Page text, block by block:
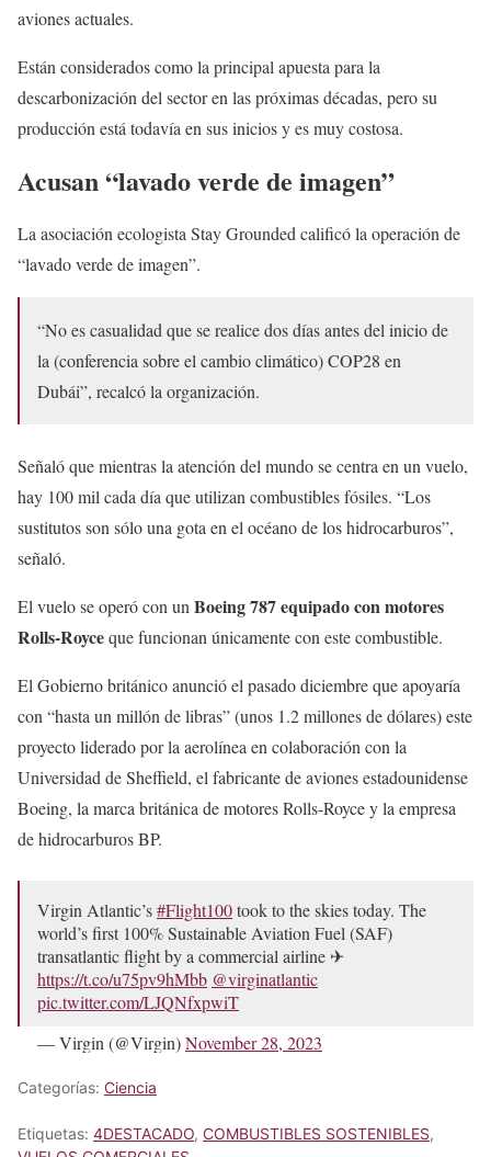
aviones actuales.
Están considerados como la principal apuesta para la
descarbonización del sector en las próximas décadas, pero su
producción está todavía en sus inicios y es muy costosa.
Acusan “lavado verde de imagen”
La asociación ecologista Stay Grounded calificó la operación de
“lavado verde de imagen”.
“No es casualidad que se realice dos días antes del inicio de
la (conferencia sobre el cambio climático) COP28 en
Dubái”, recalcó la organización.
Señaló que mientras la atención del mundo se centra en un vuelo,
hay 100 mil cada día que utilizan combustibles fósiles. “Los
sustitutos son sólo una gota en el océano de los hidrocarburos”,
señaló.
El vuelo se operó con un Boeing 787 equipado con motores
Rolls-Royceque funcionan únicamente con este combustible.
El Gobierno británico anunció el pasado diciembre que apoyaría
con “hasta un millón de libras” (unos 1.2 millones de dólares) este
proyecto liderado por la aerolínea en colaboración con la
Universidad de Sheffield, el fabricante de aviones estadounidense
Boeing, la marca británica de motores Rolls-Royce y la empresa
de hidrocarburos BP.
Virgin Atlantic’s#Flight100took to the skies today. The
world’s first 100% Sustainable Aviation Fuel (SAF)
transatlantic flight by a commercial airline ✈
https://t.co/u75pv9hMbb @virginatlantic
pic.twitter.com/LJQNfxpwiT
— Virgin (@Virgin)November 28, 2023
Categorías: Ciencia
Etiquetas: 4DESTACADO, COMBUSTIBLES SOSTENIBLES,